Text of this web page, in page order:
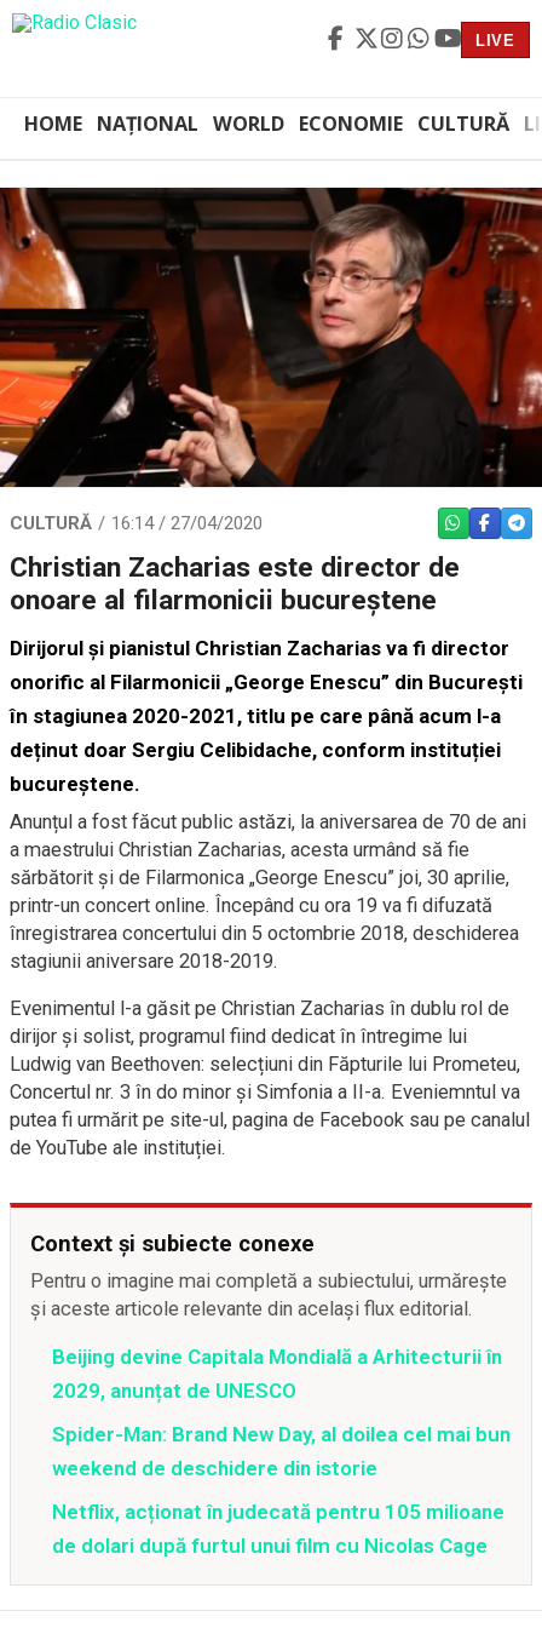
LIVE
HOME NAȚIONAL WORLD ECONOMIE CULTURĂ
CULTURĂ 16:14 / 27/04/2020 WHATSAPP
Christian Zacharias este director de
onoare al filarmonicii bucureștene
Dirijorul și pianistul Christian Zacharias va fi director
onorific al Filarmonicii „George Enescu” din București
în stagiunea 2020-2021, titlu pe care până acum l-a
deținut doar Sergiu Celibidache, conform instituției
bucureștene.
Anunțul a fost făcut public astăzi, la aniversarea de 70 de ani
a maestrului Christian Zacharias, acesta urmând să fie
sărbătorit și de Filarmonica „George Enescu” joi, 30 aprilie,
printr-un concert online. Începând cu ora 19 va fi difuzată
înregistrarea concertului din 5 octombrie 2018, deschiderea
stagiunii aniversare 2018-2019.
Evenimentul l-a găsit pe Christian Zacharias în dublu rol de
dirijor și solist, programul fiind dedicat în întregime lui
Ludwig van Beethoven: selecțiuni din Făpturile lui Prometeu,
Concertul nr. 3 în do minor și Simfonia a II-a. Eveniemntul va
putea fi urmărit pe site-ul, pagina de Facebook sau pe canalul
de YouTube ale instituției.
Context și subiecte conexe
Pentru o imagine mai completă a subiectului, urmărește
și aceste articole relevante din același flux editorial.
Beijing devine Capitala Mondială a Arhitecturii în
2029, anunțat de UNESCO
Spider-Man: Brand New Day, al doilea cel mai bun
weekend de deschidere din istorie
Netflix, acționat în judecată pentru 105 milioane
de dolari după furtul unui film cu Nicolas Cage